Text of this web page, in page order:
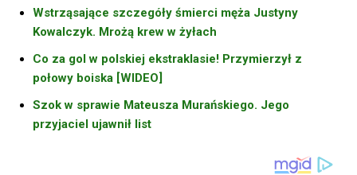
Wstrząsające szczegóły śmierci męża Justyny
Kowalczyk. Mrożą krew w żyłach
Co za gol w polskiej ekstraklasie! Przymierzył z
połowy boiska [WIDEO]
Szok w sprawie Mateusza Murańskiego. Jego
przyjaciel ujawnił list